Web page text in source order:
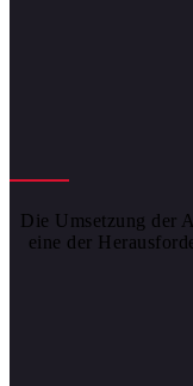
Die Umsetzung der
eine der